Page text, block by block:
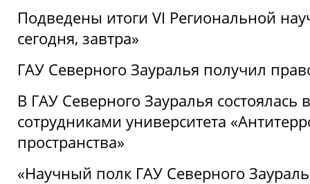
Подведены итоги VI Региональной
сегодня, завтра»
ГАУ Северного Зауралья получил
В ГАУ Северного Зауралья состоялась
сотрудниками университета
пространства»
«Научный полк ГАУ Северного